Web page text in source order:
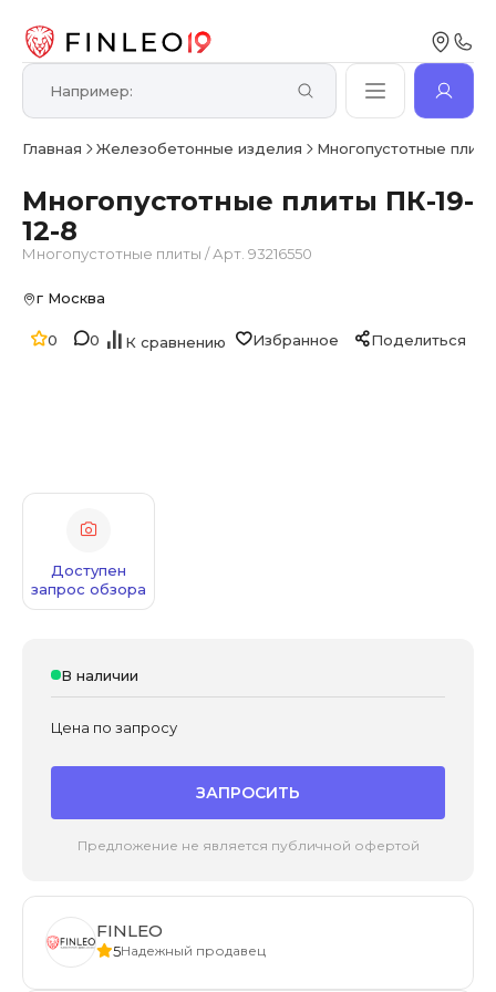
Главная Железобетонные изделия Многопустотные плиты
Многопустотные плиты ПК-19-
12-8
Многопустотные плиты /Арт. 93216550
0 0 К сравнению Избранное Поделиться
г Москва
Доступен
запрос обзора
В наличии
Цена по запросу
ЗАПРОСИТЬ
Предложение не является публичной офертой
FINLEO
5Надежный продавец